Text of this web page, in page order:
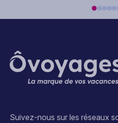
Suivez-nous sur les réseaux